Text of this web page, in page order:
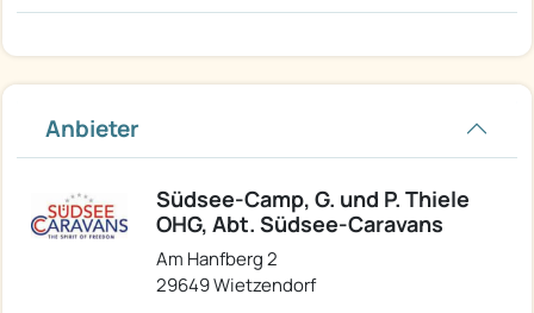
Anbieter
Südsee-Camp, G. und P. Thiele
OHG, Abt. Südsee-Caravans
Am Hanfberg 2
29649 Wietzendorf